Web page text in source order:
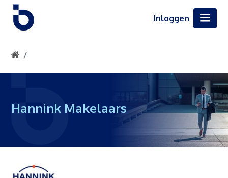
Inloggen
Hannink Makelaars